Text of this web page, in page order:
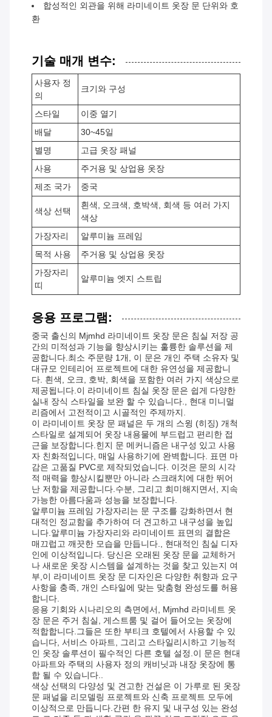
합성적인 외관을 위해 라미네이트 옷장 문 단위와 호
환
기술 매개 변수:
사용자 정
의
크기와 구성
스타일
이중 열기
배달
30~45일
별명
고급 옷장 패널
사용
주거용 및 상업용 옷장
제조 국가
중국
색상 선택
흰색, 오크색, 호박색, 회색 등 여러 가지
색상
가장자리
알루미늄 프레임
목적 사용
주거용 및 상업용 옷장
가장자리
띠
알루미늄 엣지 스트립
응용 프로그램:
중국 출신의 Mjmhd 라미네이트 옷장 문은 침실 저장 공
간의 미적성과 기능을 향상시키는 훌륭한 솔루션을 제
공합니다.최소 주문량 1개, 이 문은 개인 주택 소유자 및
대규모 인테리어 프로젝트에 대한 유연성을 제공합니
다. 흰색, 오크, 호박, 회색을 포함한 여러 가지 색상으로
제공됩니다.이 라미네이트 침실 옷장 문은 쉽게 다양한
실내 장식 스타일을 보완 할 수 있습니다., 현대 미니멀
리즘에서 고전적이고 시골적인 주제까지.
이 라미네이트 옷장 문 패널은 두 개의 스윙 (히징) 개척
스타일로 설계되어 옷장 내용물에 부드럽고 편리한 접
근을 보장합니다.힌지 문 메커니즘은 내구성 있고 사용
자 친화적입니다, 매일 사용하기에 완벽합니다. 표면 마
감은 고품질 PVC로 제작되었습니다. 이것은 문의 시각
적 매력을 향상시킬뿐만 아니라 스크래치에 대한 뛰어
난 저항을 제공합니다.수분, 그리고 희미해지면서, 지속
가능한 아름다움과 성능을 보장합니다.
알루미늄 프레임 가장자리는 문 구조를 강화하면서 현
대적인 정교함을 추가하여 더 견고하고 내구성을 높입
니다.알루미늄 가장자리와 라미네이트 표면의 결합은
매끄럽고 깨끗한 모습을 만듭니다., 현대적인 침실 디자
인에 이상적입니다. 당신은 오래된 옷장 문을 교체하거
나 새로운 옷장 시스템을 설계하는 것을 찾고 있는지 여
부,이 라미네이트 옷장 문 디자인은 다양한 취향과 요구
사항을 충족, 개인 스타일에 맞는 맞춤형 완성도를 허용
합니다.
응용 기회와 시나리오의 측면에서, Mjmhd 라미네트 옷
장 문은 주거 침실, 게스트룸 및 걸어 들어오는 옷장에
적합합니다.그들은 또한 부티크 호텔에서 사용할 수 있
습니다, 서비스 아파트, 그리고 스타일리시하고 기능적
인 옷장 솔루션이 필수적인 다른 호텔 설정.이 문은 현대
아파트와 주택의 사용자 정의 캐비닛과 내장 옷장에 통
합 될 수 있습니다..
색상 선택의 다양성 및 견고한 건설은 이 가루로 된 옷장
문 패널을 리모델링 프로젝트와 신축 프로젝트 모두에
이상적으로 만듭니다.간편 한 유지 및 내구성 있는 완성